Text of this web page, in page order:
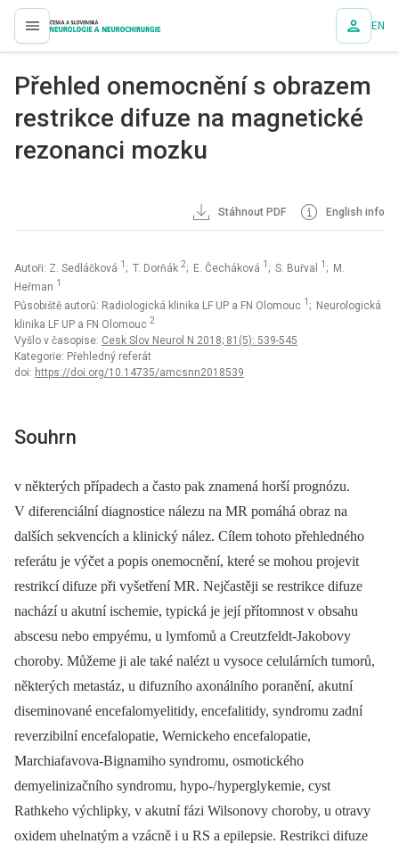
proLékaře.cz EN
Přehled onemocnění s obrazem
restrikce difuze na magnetické
rezonanci mozku
Stáhnout PDF English info
Autoři: Z. Sedláčková 1 ; T. Dorňák 2; E. Čecháková 1 ; S. Buřval 1 ; M.
Heřman 1
Působiště autorů: Radiologická klinika LF UP a FN Olomouc 1 ; Neurologická
klinika LF UP a FN Olomouc 2
Vyšlo v časopise: Cesk Slov Neurol N 2018; 81(5): 539-545
Kategorie: Přehledný referát
doi: https://doi.org/10.14735/amcsnn2018539
Souhrn
v některých případech a často pak znamená horší prognózu.
V diferenciální diagnostice nálezu na MR pomáhá obraz na
dalších sekvencích a klinický nález. Cílem tohoto přehledného
referátu je výčet a popis onemocnění, které se mohou projevit
restrikcí difuze při vyšetření MR. Nejčastěji se restrikce difuze
nachází u akutní ischemie, typická je její přítomnost v obsahu
abscesu nebo empyému, u lymfomů a Creutzfeldt-Jakobovy
choroby. Můžeme ji ale také nalézt u vysoce celulárních tumorů,
ně­kte­rých metastáz, u difuzního axonálního poranění, akutní
diseminované encefalomyelitidy, encefalitidy, syndromu zadní
reverzibilní encefalopatie, Wernickeho encefalopatie,
Marchiafavova-Bignamiho syndromu, osmotického
demyelinizačního syndromu, hypo-/ hyperglykemie, cyst
Rathkeho výchlipky, v akutní fázi Wilsonovy choroby, u otravy
oxidem uhelnatým a vzácně i u RS a epilepsie. Restrikci difuze